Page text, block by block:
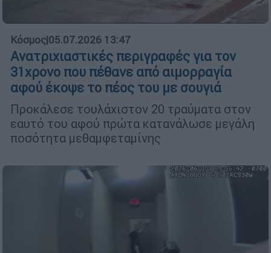
Κόσμος|05.07.2026 13:47
Ανατριχιαστικές περιγραφές για τον
31χρονο που πέθανε από αιμορραγία
αφού έκοψε το πέος του με σουγιά
Προκάλεσε τουλάχιστον 20 τραύματα στον
εαυτό του αφού πρώτα κατανάλωσε μεγάλη
ποσότητα μεθαμφεταμίνης